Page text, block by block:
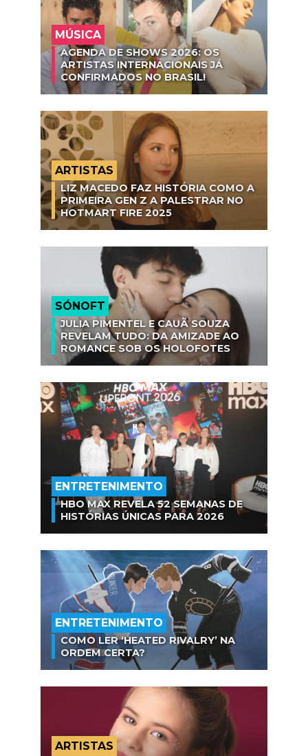
MÚSICA
AGENDA DE SHOWS 2026: OS
ARTISTAS INTERNACIONAIS JÁ
CONFIRMADOS NO BRASIL!
ARTISTAS
LIZ MACEDO FAZ HISTÓRIA COMO A
PRIMEIRA GEN Z A PALESTRAR NO
HOTMART FIRE 2025
SÓNOFT
JULIA PIMENTEL E CAUÃ SOUZA
REVELAM TUDO: DA AMIZADE AO
ROMANCE SOB OS HOLOFOTES
ENTRETENIMENTO
HBO MAX REVELA 52 SEMANAS DE
HISTÓRIAS ÚNICAS PARA 2026
ENTRETENIMENTO
COMO LER ‘HEATED RIVALRY’ NA
ORDEM CERTA?
ARTISTAS